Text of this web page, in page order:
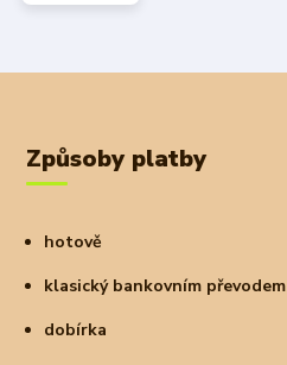
Způsoby platby
hotově
klasický bankovním převodem
dobírka